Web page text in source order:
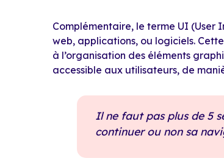
Complémentaire, le terme UI (User
web, applications, ou logiciels.
à l’organisation des éléments
accessible aux utilisateurs, de
Il ne faut pas plus de 5
continuer ou non sa